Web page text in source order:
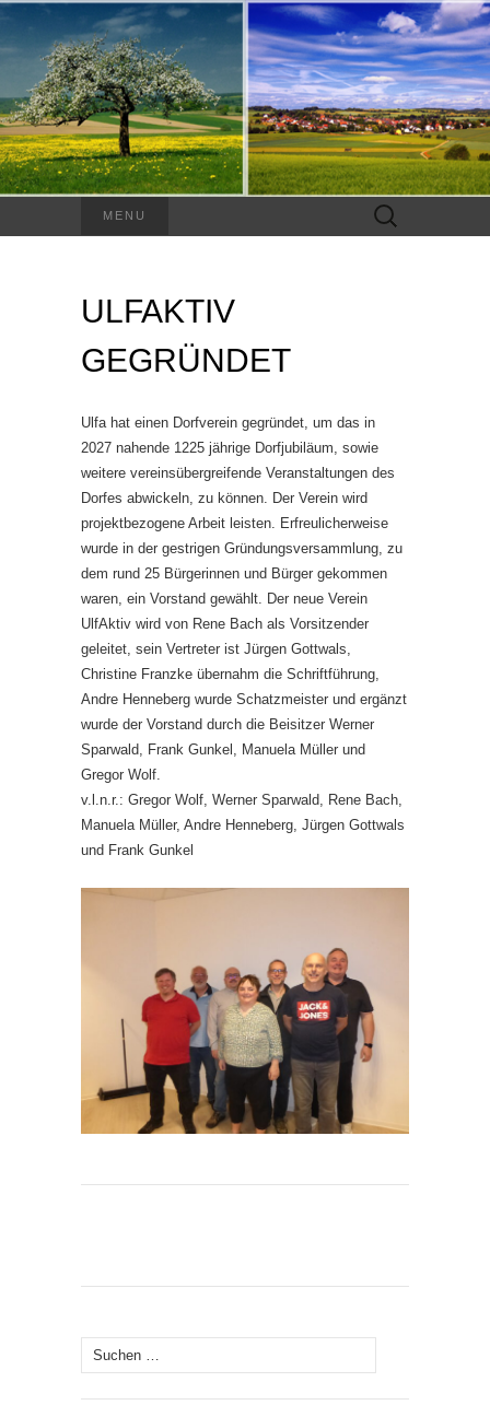
MENU
Suchen
nach:
ULFAKTIV
GEGRÜNDET
Ulfa hat einen Dorfverein gegründet, um das in
2027 nahende 1225 jährige Dorfjubiläum, sowie
weitere vereinsübergreifende Veranstaltungen des
Dorfes abwickeln, zu können. Der Verein wird
projektbezogene Arbeit leisten. Erfreulicherweise
wurde in der gestrigen Gründungsversammlung, zu
dem rund 25 Bürgerinnen und Bürger gekommen
waren, ein Vorstand gewählt. Der neue Verein
UlfAktiv wird von Rene Bach als Vorsitzender
geleitet, sein Vertreter ist Jürgen Gottwals,
Christine Franzke übernahm die Schriftführung,
Andre Henneberg wurde Schatzmeister und ergänzt
wurde der Vorstand durch die Beisitzer Werner
Sparwald, Frank Gunkel, Manuela Müller und
Gregor Wolf.
v.l.n.r.: Gregor Wolf, Werner Sparwald, Rene Bach,
Manuela Müller, Andre Henneberg, Jürgen Gottwals
und Frank Gunkel
Suchen
nach: